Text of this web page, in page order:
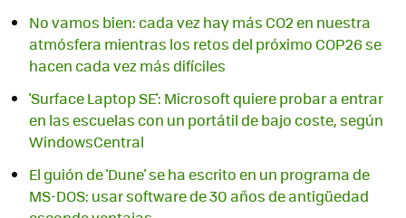
No vamos bien: cada vez hay más CO2 en nuestra
atmósfera mientras los retos del próximo COP26 se
hacen cada vez más difíciles
'Surface Laptop SE': Microsoft quiere probar a entrar
en las escuelas con un portátil de bajo coste, según
WindowsCentral
El guión de 'Dune' se ha escrito en un programa de
MS-DOS: usar software de 30 años de antigüedad